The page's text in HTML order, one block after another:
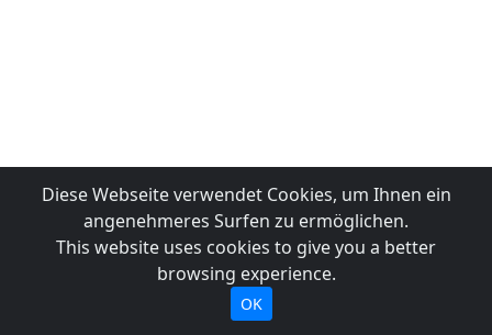
Diese Webseite verwendet Cookies, um Ihnen ein
angenehmeres Surfen zu ermöglichen.
This website uses cookies to give you a better
browsing experience.
OK